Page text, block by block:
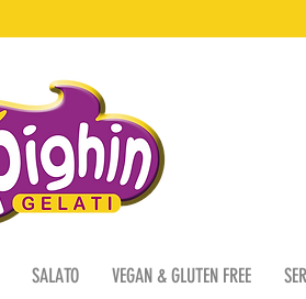
SALATO VEGAN & GLUTEN FREE